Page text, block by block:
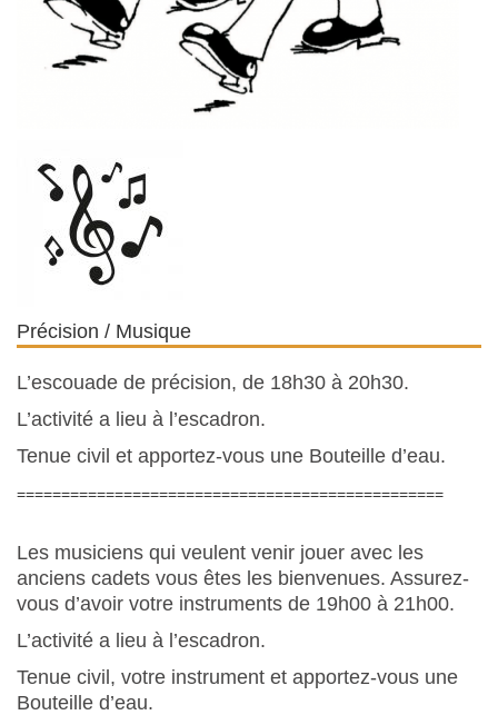
Précision / Musique
L’escouade de précision, de 18h30 à 20h30.
L’activité a lieu à l’escadron.
Tenue civil et apportez-vous une Bouteille d’eau.
================================================
Les musiciens qui veulent venir jouer avec les
anciens cadets vous êtes les bienvenues. Assurez-
vous d’avoir votre instruments de 19h00 à 21h00.
L’activité a lieu à l’escadron.
Tenue civil, votre instrument et apportez-vous une
Bouteille d’eau.